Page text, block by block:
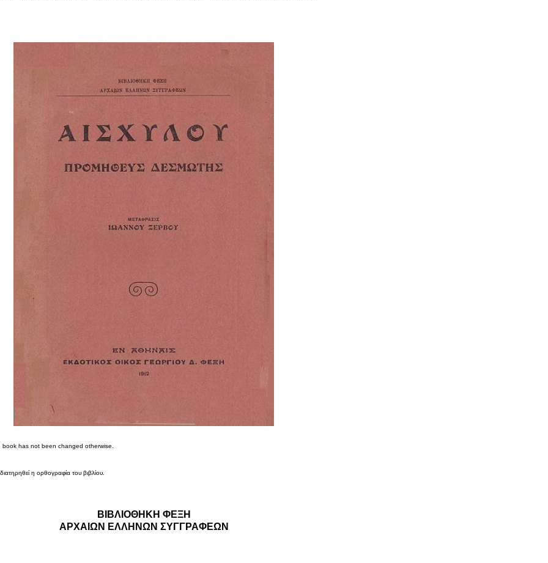
has not been changed otherwise.
η ορθογραφία του βιβλίου.
ΒΙΒΛΙΟΘΗΚΗ ΦΕΞΗ
ΑΡΧΑΙΩΝ ΕΛΛΗΝΩΝ ΣΥΓΓΡΑΦΕΩΝ